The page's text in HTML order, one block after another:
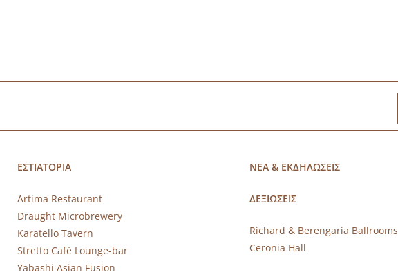
ΕΣΤΙΑΤΟΡΙΑ
Artima Restaurant
Draught Microbrewery
Karatello Tavern
Stretto Café Lounge-bar
Yabashi Asian Fusion
ΝΕΑ & ΕΚΔΗΛΩΣΕΙΣ
ΔΕΞΙΩΣΕΙΣ
Richard & Berengaria Ballrooms
Ceronia Hall